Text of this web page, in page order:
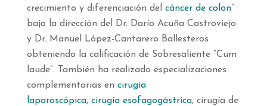
crecimiento y diferenciación del cáncer de colon”
bajo la dirección del Dr. Darío Acuña Castroviejo
y Dr. Manuel López-Cantarero Ballesteros
obteniendo la calificación de Sobresaliente “Cum
laude”. También ha realizado especializaciones
complementarias en cirugía
laparoscópica, cirugía esofagogástrica, cirugía de